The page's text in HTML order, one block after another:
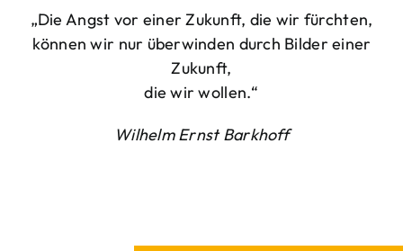
„Die Angst vor einer Zukunft, die wir fürchten,
können wir nur überwinden durch Bilder einer
Zukunft,
die wir wollen.“
Wilhelm Ernst Barkhoff